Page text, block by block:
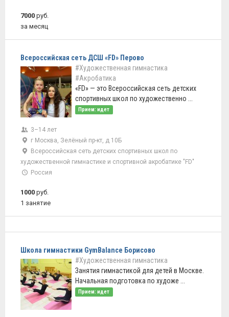
7000 руб.
за месяц
Всероссийская сеть ДСШ «FD» Перово
#Художественная гимнастика
#Акробатика
«FD» — это Всероссийская сеть детских
спортивных школ по художественно ...
Прием: идет
3–14 лет
г Москва, Зелёный пр-кт, д 10Б
Всероссийская сеть детских спортивных школ по
художественной гимнастике и спортивной акробатике "FD"
Россия
1000 руб.
1 занятие
Школа гимнастики GymBalance Борисово
#Художественная гимнастика
Занятия гимнастикой для детей в Москве.
Начальная подготовка по художе ...
Прием: идет